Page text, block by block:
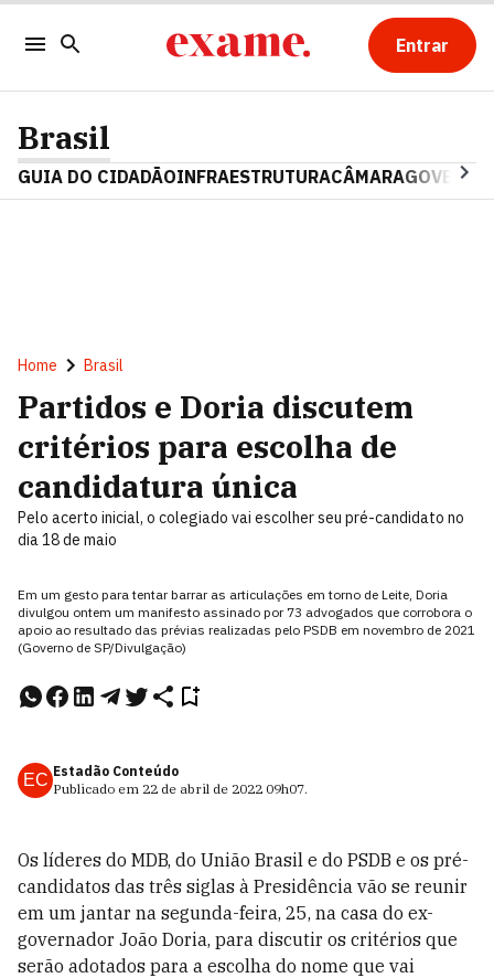
Entrar
Brasil
GUIA DO CIDADÃOINFRAESTRUTURACÂMARAGOVERNO
Home Brasil
Partidos e Doria discutem
critérios para escolha de
candidatura única
Pelo acerto inicial, o colegiado vai escolher seu pré-candidato no
dia 18 de maio
Em um gesto para tentar barrar as articulações em torno de Leite, Doria
divulgou ontem um manifesto assinado por 73 advogados que corrobora o
apoio ao resultado das prévias realizadas pelo PSDB em novembro de 2021
(Governo de SP/Divulgação)
EC Estadão Conteúdo
Publicado em 22 de abril de 2022 09h07.
Os líderes do MDB, do União Brasil e do PSDB e os pré-
candidatos das três siglas à Presidência vão se reunir
em um jantar na segunda-feira, 25, na casa do ex-
governador João Doria, para discutir os critérios que
serão adotados para a escolha do nome que vai